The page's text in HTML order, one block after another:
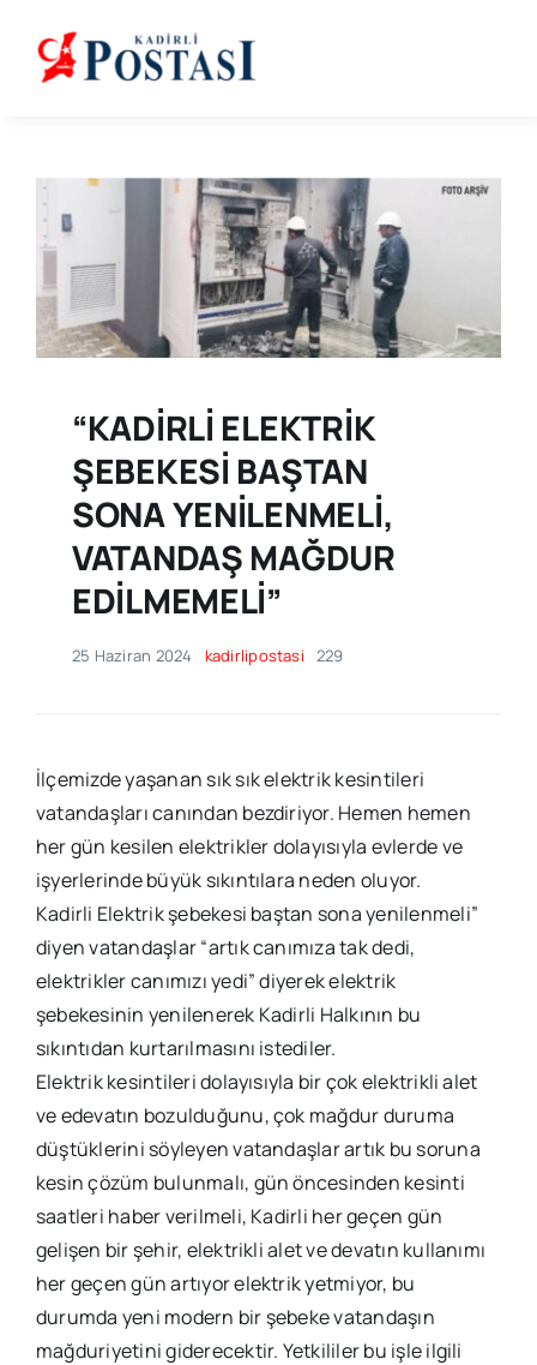
content
“KADİRLİ ELEKTRİK
ŞEBEKESİ BAŞTAN
SONA YENİLENMELİ,
VATANDAŞ MAĞDUR
EDİLMEMELİ”
25 Haziran 2024 kadirlipostasi 229
İlçemizde yaşanan sık sık elektrik kesintileri
vatandaşları canından bezdiriyor. Hemen hemen
her gün kesilen elektrikler dolayısıyla evlerde ve
işyerlerinde büyük sıkıntılara neden oluyor.
Kadirli Elektrik şebekesi baştan sona yenilenmeli”
diyen vatandaşlar “artık canımıza tak dedi,
elektrikler canımızı yedi” diyerek elektrik
şebekesinin yenilenerek Kadirli Halkının bu
sıkıntıdan kurtarılmasını istediler.
Elektrik kesintileri dolayısıyla bir çok elektrikli alet
ve edevatın bozulduğunu, çok mağdur duruma
düştüklerini söyleyen vatandaşlar artık bu soruna
kesin çözüm bulunmalı, gün öncesinden kesinti
saatleri haber verilmeli, Kadirli her geçen gün
gelişen bir şehir, elektrikli alet ve devatın kullanımı
her geçen gün artıyor elektrik yetmiyor, bu
durumda yeni modern bir şebeke vatandaşın
mağduriyetini giderecektir. Yetkililer bu işle ilgili